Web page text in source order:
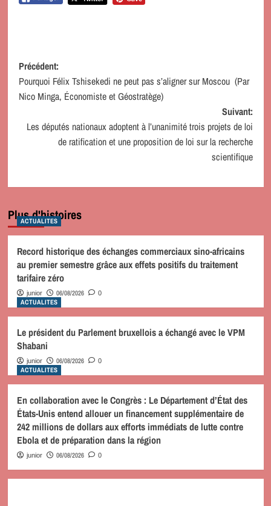
Navigation
d’article
Précédent:
Pourquoi Félix Tshisekedi ne peut pas s’aligner sur Moscou (Par
Nico Minga, Économiste et Géostratège)
Suivant:
Les députés nationaux adoptent à l’unanimité trois projets de loi
de ratification et une proposition de loi sur la recherche
scientifique
Plus d'histoires
ACTUALITES
Record historique des échanges commerciaux sino-africains
au premier semestre grâce aux effets positifs du traitement
tarifaire zéro
junior 06/08/2026 0
ACTUALITES
Le président du Parlement bruxellois a échangé avec le VPM
Shabani
junior 06/08/2026 0
ACTUALITES
En collaboration avec le Congrès : Le Département d’État des
États-Unis entend allouer un financement supplémentaire de
242 millions de dollars aux efforts immédiats de lutte contre
Ebola et de préparation dans la région
junior 06/08/2026 0